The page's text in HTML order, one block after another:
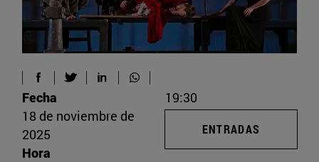
Fecha
18 de noviembre de
2025
Hora
19:30
ENTRADAS